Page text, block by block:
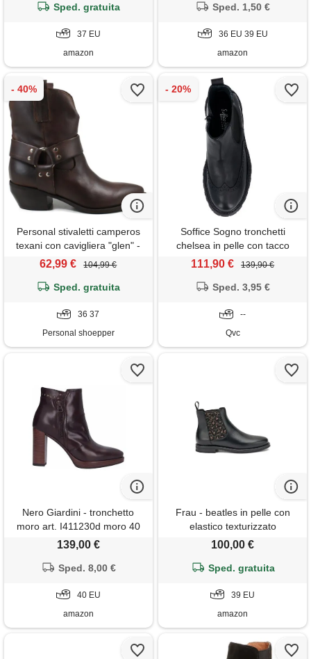
nera, 37 eu
Sped. gratuita
37 EU
amazon
Sped. 1,50 €
36 EU 39 EU
amazon
Personal stivaletti camperos
texani con cavigliera "glen" -
pelle ingrassata marrone
62,99 € 104,99 €
Sped. gratuita
36 37
Personal shoepper
Soffice Sogno tronchetti
chelsea in pelle con tacco
5cm
111,90 € 139,90 €
Sped. 3,95 €
--
Qvc
Nero Giardini - tronchetto
moro art. I411230d moro 40
139,00 €
Sped. 8,00 €
40 EU
amazon
Frau - beatles in pelle con
elastico texturizzato
100,00 €
Sped. gratuita
39 EU
amazon